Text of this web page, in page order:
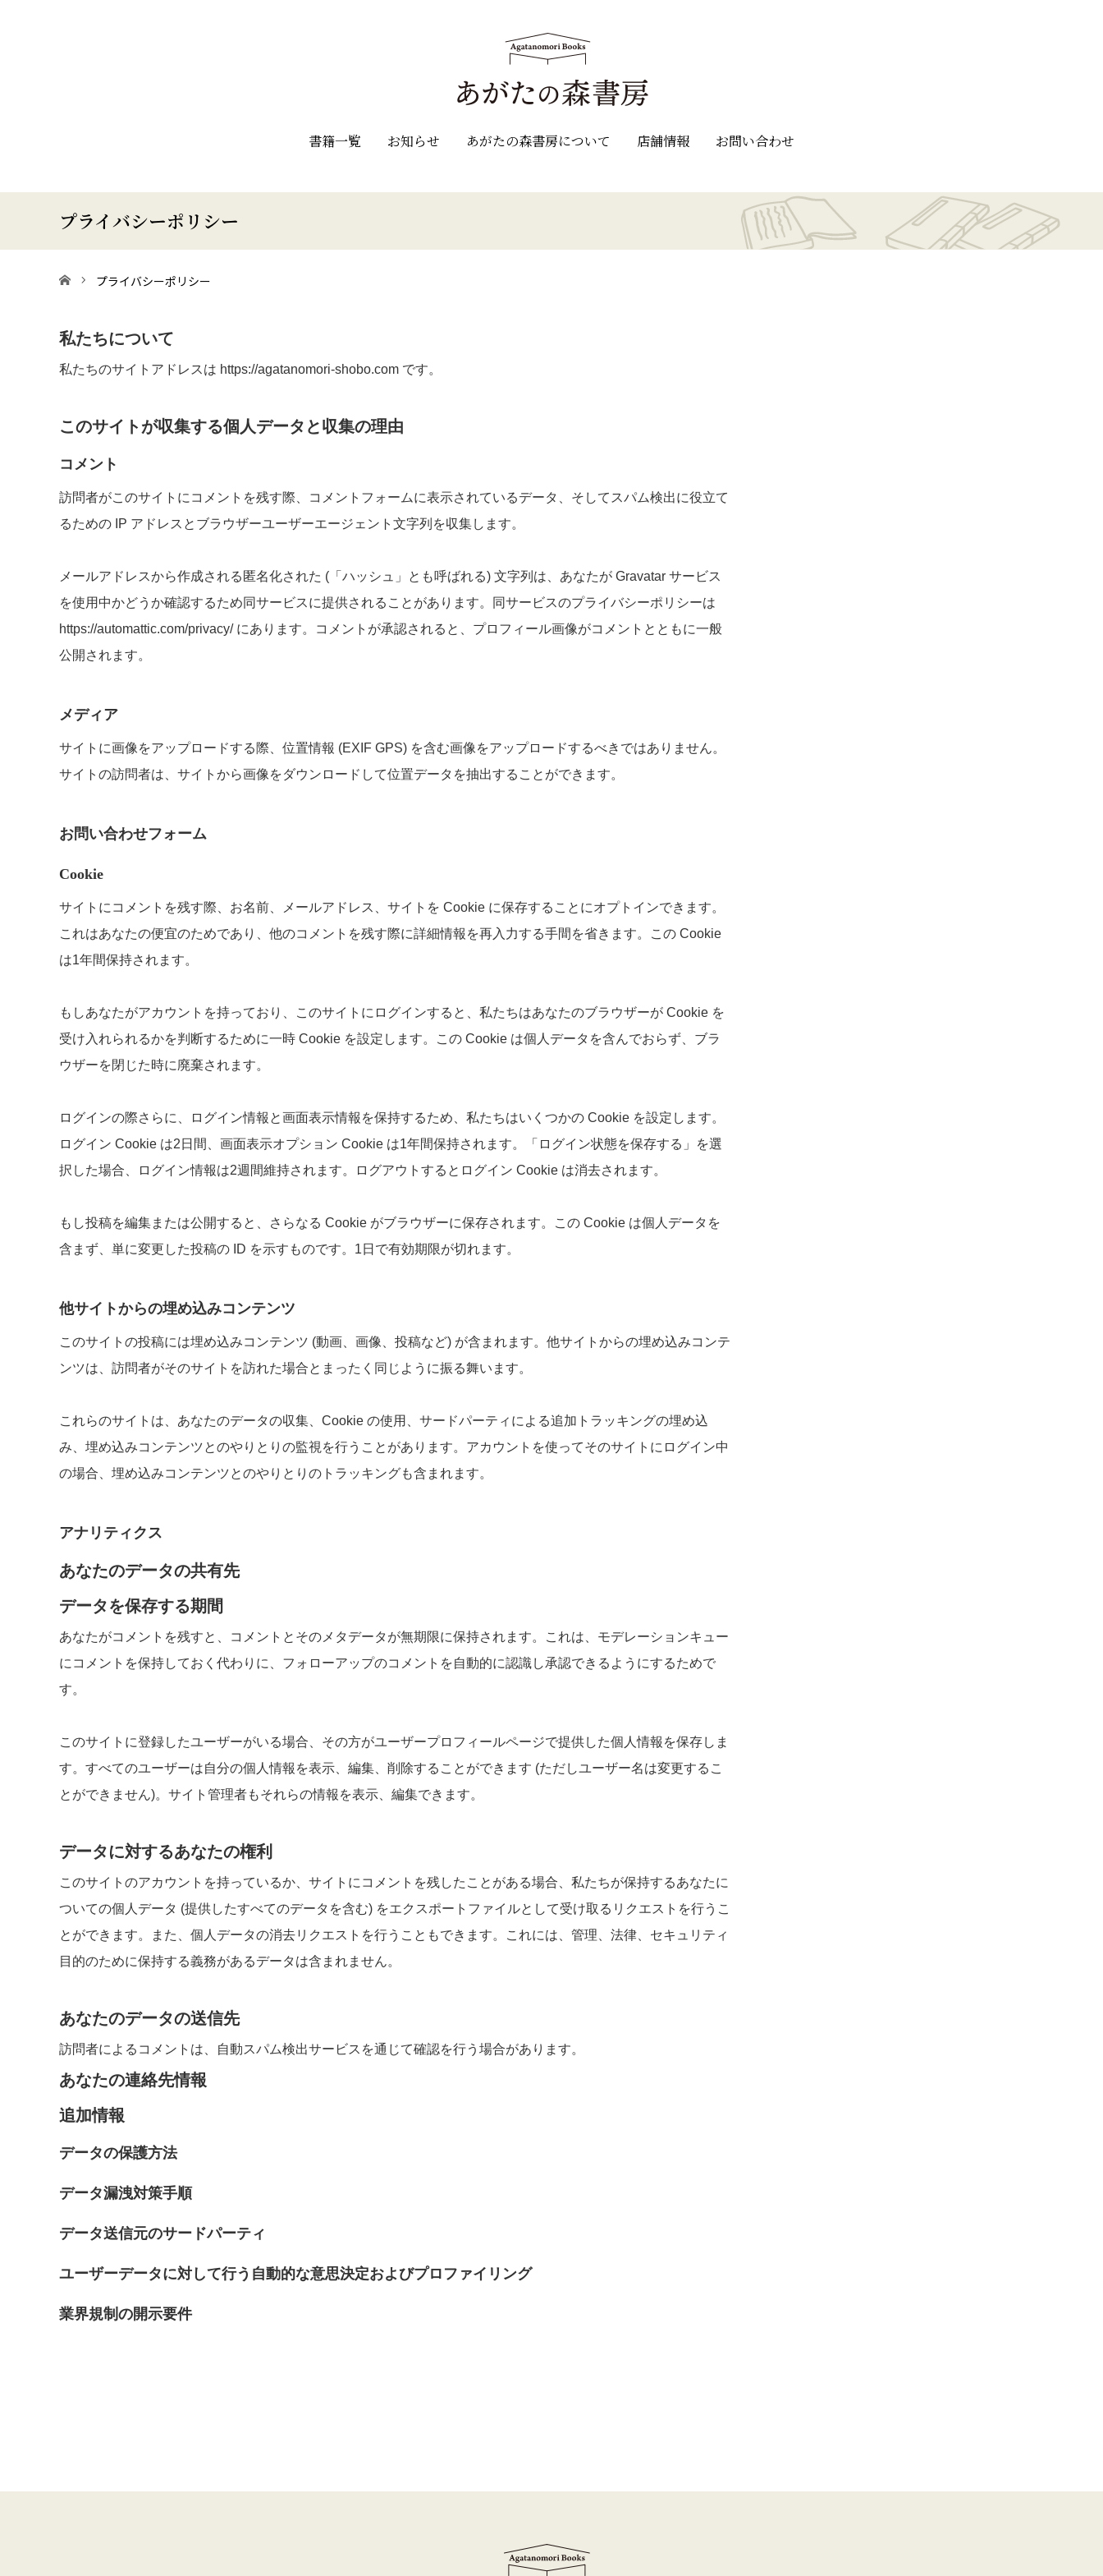
書籍一覧 お知らせ あがたの森書房について 店舗情報 お問い合わせ
プライバシーポリシー
ホーム プライバシーポリシー
私たちについて
私たちのサイトアドレスは https://agatanomori-shobo.com です。
このサイトが収集する個人データと収集の理由
コメント
訪問者がこのサイトにコメントを残す際、コメントフォームに表示されているデータ、そしてスパム検出に役立て
るための IP アドレスとブラウザーユーザーエージェント文字列を収集します。
メールアドレスから作成される匿名化された (「ハッシュ」とも呼ばれる) 文字列は、あなたが Gravatar サービス
を使用中かどうか確認するため同サービスに提供されることがあります。同サービスのプライバシーポリシーは
https://automattic.com/privacy/ にあります。コメントが承認されると、プロフィール画像がコメントとともに一般
公開されます。
メディア
サイトに画像をアップロードする際、位置情報 (EXIF GPS) を含む画像をアップロードするべきではありません。
サイトの訪問者は、サイトから画像をダウンロードして位置データを抽出することができます。
お問い合わせフォーム
Cookie
サイトにコメントを残す際、お名前、メールアドレス、サイトを Cookie に保存することにオプトインできます。
これはあなたの便宜のためであり、他のコメントを残す際に詳細情報を再入力する手間を省きます。この Cookie
は1年間保持されます。
もしあなたがアカウントを持っており、このサイトにログインすると、私たちはあなたのブラウザーが Cookie を
受け入れられるかを判断するために一時 Cookie を設定します。この Cookie は個人データを含んでおらず、ブラ
ウザーを閉じた時に廃棄されます。
ログインの際さらに、ログイン情報と画面表示情報を保持するため、私たちはいくつかの Cookie を設定します。
ログイン Cookie は2日間、画面表示オプション Cookie は1年間保持されます。「ログイン状態を保存する」を選
択した場合、ログイン情報は2週間維持されます。ログアウトするとログイン Cookie は消去されます。
もし投稿を編集または公開すると、さらなる Cookie がブラウザーに保存されます。この Cookie は個人データを
含まず、単に変更した投稿の ID を示すものです。1日で有効期限が切れます。
他サイトからの埋め込みコンテンツ
このサイトの投稿には埋め込みコンテンツ (動画、画像、投稿など) が含まれます。他サイトからの埋め込みコンテ
ンツは、訪問者がそのサイトを訪れた場合とまったく同じように振る舞います。
これらのサイトは、あなたのデータの収集、Cookie の使用、サードパーティによる追加トラッキングの埋め込
み、埋め込みコンテンツとのやりとりの監視を行うことがあります。アカウントを使ってそのサイトにログイン中
の場合、埋め込みコンテンツとのやりとりのトラッキングも含まれます。
アナリティクス
あなたのデータの共有先
データを保存する期間
あなたがコメントを残すと、コメントとそのメタデータが無期限に保持されます。これは、モデレーションキュー
にコメントを保持しておく代わりに、フォローアップのコメントを自動的に認識し承認できるようにするためで
す。
このサイトに登録したユーザーがいる場合、その方がユーザープロフィールページで提供した個人情報を保存しま
す。すべてのユーザーは自分の個人情報を表示、編集、削除することができます (ただしユーザー名は変更するこ
とができません)。サイト管理者もそれらの情報を表示、編集できます。
データに対するあなたの権利
このサイトのアカウントを持っているか、サイトにコメントを残したことがある場合、私たちが保持するあなたに
ついての個人データ (提供したすべてのデータを含む) をエクスポートファイルとして受け取るリクエストを行うこ
とができます。また、個人データの消去リクエストを行うこともできます。これには、管理、法律、セキュリティ
目的のために保持する義務があるデータは含まれません。
あなたのデータの送信先
訪問者によるコメントは、自動スパム検出サービスを通じて確認を行う場合があります。
あなたの連絡先情報
追加情報
データの保護方法
データ漏洩対策手順
データ送信元のサードパーティ
ユーザーデータに対して行う自動的な意思決定およびプロファイリング
業界規制の開示要件